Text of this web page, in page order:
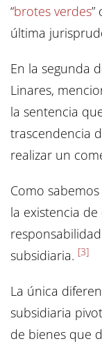
“brotes verdes”
última
En la segunda
Linares,
la sentencia
trascendencia
realizar un
Como
la existencia
subsidiaria. [3]
La única
subsidiaria
de bienes que